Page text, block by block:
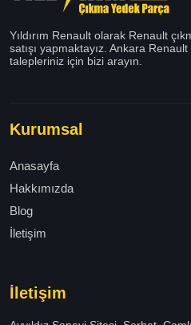
Yıldırım Renault olarak Renault
satışı yapmaktayız. Ankara
talepleriniz için bizi arayın.
Kurumsal
Anasayfa
Hakkımızda
Blog
İletişim
İletişim